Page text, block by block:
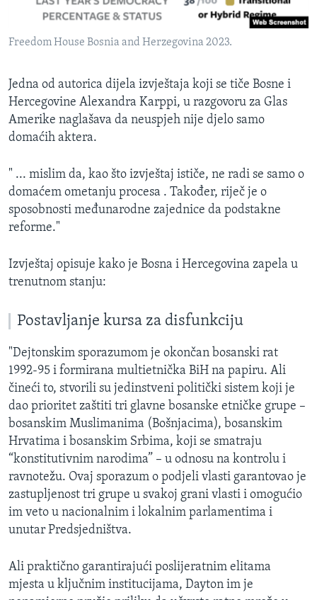
Freedom House Bosnia and Herzegovina 2023.
Jedna od autorica dijela izvještaja koji se tiče Bosne i
Hercegovine Alexandra Karppi, u razgovoru za Glas
Amerike naglašava da neuspjeh nije djelo samo
domaćih aktera.
" ... mislim da, kao što izvještaj ističe, ne radi se samo o
domaćem ometanju procesa . Također, riječ je o
sposobnosti međunarodne zajednice da podstakne
reforme."
Izvještaj opisuje kako je Bosna i Hercegovina zapela u
trenutnom stanju:
Postavljanje kursa za disfunkciju
"Dejtonskim sporazumom je okončan bosanski rat
1992-95 i formirana multietnička BiH na papiru. Ali
čineći to, stvorili su jedinstveni politički sistem koji je
dao prioritet zaštiti tri glavne bosanske etničke grupe –
bosanskim Muslimanima (Bošnjacima), bosanskim
Hrvatima i bosanskim Srbima, koji se smatraju
“konstitutivnim narodima” – u odnosu na kontrolu i
ravnotežu. Ovaj sporazum o podjeli vlasti garantovao je
zastupljenost tri grupe u svakoj grani vlasti i omogućio
im veto u nacionalnim i lokalnim parlamentima i
unutar Predsjedništva.
Ali praktično garantirajući poslijeratnim elitama
mjesta u ključnim institucijama, Dayton im je